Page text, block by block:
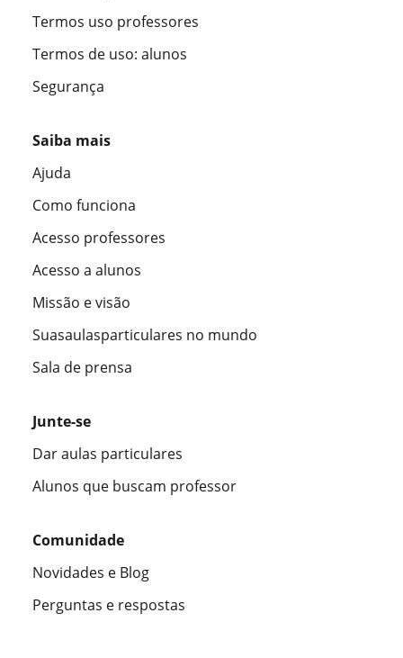
Termos uso professores
Termos de uso: alunos
Segurança
Saiba mais
Ajuda
Como funciona
Acesso professores
Acesso a alunos
Missão e visão
Suasaulasparticulares no mundo
Sala de prensa
Junte-se
Dar aulas particulares
Alunos que buscam professor
Comunidade
Novidades e Blog
Perguntas e respostas